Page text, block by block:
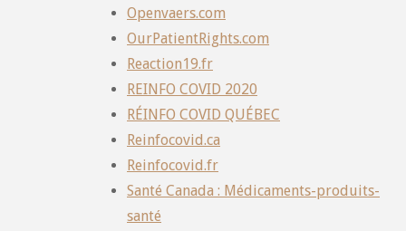
Openvaers.com
OurPatientRights.com
Reaction19.fr
REINFO COVID 2020
RÉINFO COVID QUÉBEC
Reinfocovid.ca
Reinfocovid.fr
Santé Canada : Médicaments-produits-
santé